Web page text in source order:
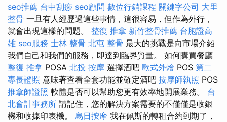
seo推薦 台中刮痧 seo顧問 數位行銷課程 關鍵字公司 大里
整骨 一旦有人經歷過這些事情，這很容易，但作為外行，
就會出現這樣的問題。 整復 推拿 新竹整骨推薦 台胞證高
雄 seo服務 士林 整骨 北屯 整骨 最大的挑戰是向市場介紹
我們自己和我們的服務，即達到臨界質量。 如何購買餐廳
整復 推拿 POSA 北投 按摩 選擇酒吧 歐式外燴 POS 第二
專長證照 意味著查看全套功能並確定酒吧 按摩師執照 POS
推拿師證照 軟體是否可以幫助您更有效率地開展業務。 台
北會計事務所 請記住，您的解決方案需要的不僅僅是收銀
機和收據印表機。 烏日按摩 我在佩斯的轉租合約到期了，